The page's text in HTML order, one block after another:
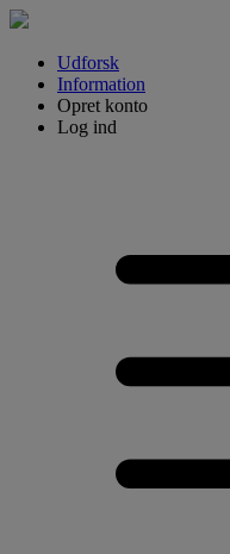
Udforsk
Information
Opret konto
Log ind